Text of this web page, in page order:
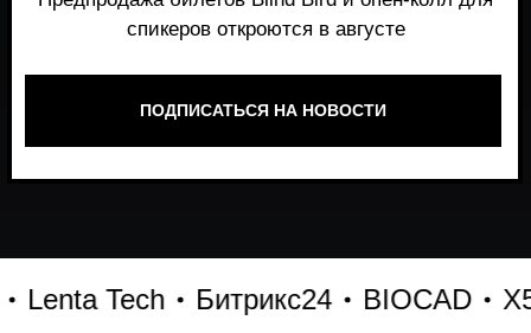
Tech Битрикс24 BIOCAD X5
Место, где можно получить честный,
работает и формирует рынок генеративного